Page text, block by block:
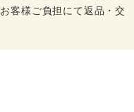
客様ご負担にて返品・交